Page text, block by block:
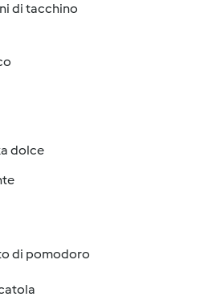
di tacchino
dolce
di pomodoro